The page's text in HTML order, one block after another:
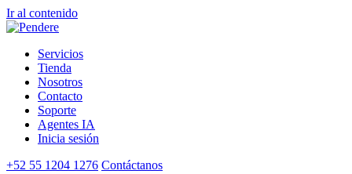
Ir al contenido
Servicios
Tienda
Nosotros
Contacto
Soporte
Agentes IA
Inicia sesión
+52 55 1204 1276 Contáctanos